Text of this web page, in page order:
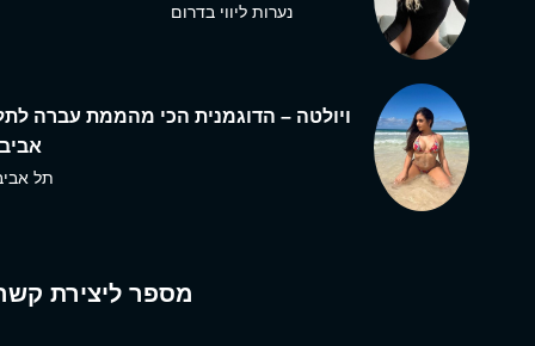
נערות ליווי בדרום
ויולטה – הדוגמנית הכי מהממת עברה
תל
מספר ליצירת